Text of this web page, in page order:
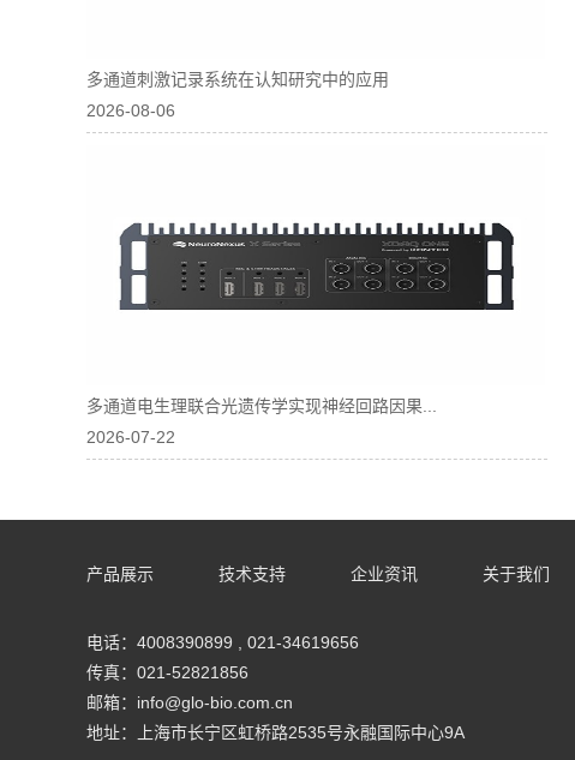
多通道刺激记录系统在认知研究中的应用
2026-08-06
多通道电生理联合光遗传学实现神经回路因果...
2026-07-22
产品展示 技术支持 企业资讯 关于我们
电话：4008390899 , 021-34619656
传真：021-52821856
邮箱：info@glo-bio.com.cn
地址：上海市长宁区虹桥路2535号永融国际中心9A